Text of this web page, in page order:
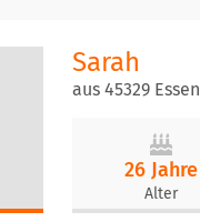
Sarah
aus 45329 Essen
26 Jahre
Alter